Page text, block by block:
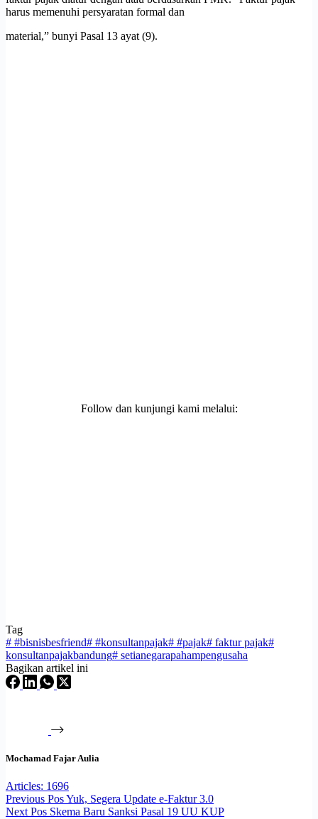
harus memenuhi persyaratan formal dan
material,” bunyi Pasal 13 ayat (9).
Follow dan kunjungi kami melalui:
Tag
# #bisnisbesfriend# #konsultanpajak# #pajak# faktur pajak#
konsultanpajakbandung# setianegarapahampengusaha
Bagikan artikel ini
Mochamad Fajar Aulia
Articles: 1696
Previous PosYuk, Segera Update e-Faktur 3.0
Next Pos Skema Baru Sanksi Pasal 19 UU KUP